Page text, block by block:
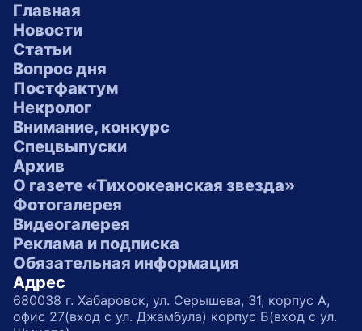
Главная
Новости
Статьи
Вопрос дня
Постфактум
Некролог
Внимание, конкурс
Спецвыпуски
Архив
О газете «Тихоокеанская звезда»
Фотогалерея
Видеогалерея
Реклама и подписка
Обязательная информация
Адрес
680038 г. Хабаровск, ул. Серышева, 31, корпус А,
офис 27(вход с ул. Джамбула) корпус Б(вход с ул.